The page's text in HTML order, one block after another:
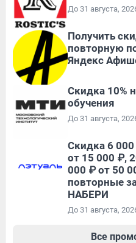
До 31 августа,
Получить
повторную
Яндекс
Скидка 10%
обучения
До 31 августа,
Скидка 6
от 15 000 ₽,
000 ₽ от 50
повторные
НАБЕРИ
До 31 августа,
Все